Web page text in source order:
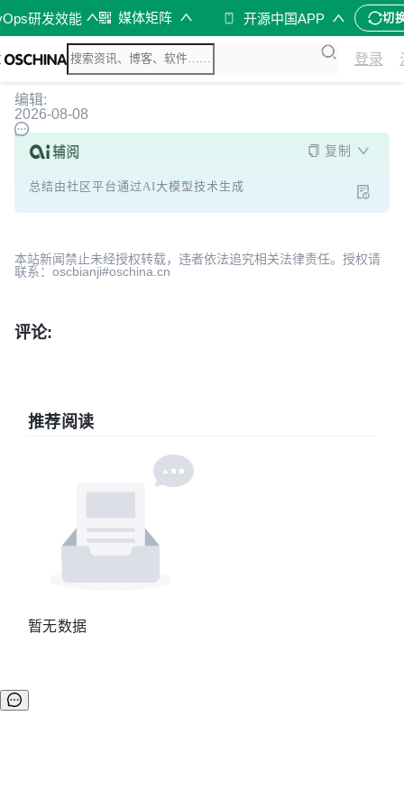
研发效能 媒体矩阵 开源中国APP 切
登录
编辑:
2026-08-08
复制
总结由社区平台通过AI大模型技术生成
本站新闻禁止未经授权转载，违者依法追究相关法律责任。授权请
联系：oscbianji#oschina.cn
评论:
推荐阅读
暂无数据